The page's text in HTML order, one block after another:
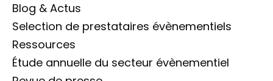
Blog & Actus
Selection de prestataires évènementiels
Ressources
Étude annuelle du secteur évènementiel